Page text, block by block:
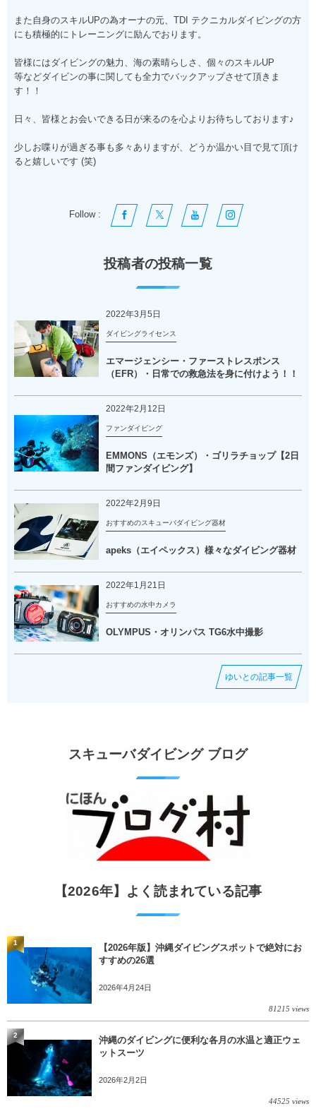
また自身のスキルUPの為オーナの元、TDI テクニカルダイビングの方
にも積極的にトレーニングに励んでおります。
皆様にはダイビングの魅力、海の素晴らしさ、個々のスキルUP
等などダイビンの事に関しても全力でバックアップさせて頂きま
す！！
日々、皆様とお会いできる日が来るのを心よりお待ちしております♪
少しお喋りが過ぎる事も多々ありますが、どうか温かい目で見て頂け
ると嬉しいです (笑)
Follow :
投稿者の投稿一覧
2022年3月5日
ダイビングライセンス
エマージェンシー・ファーストレスポンス
（EFR）・日常での救急法を身に付けよう！！
2022年2月12日
ファンダイビング
EMMONS（エモンズ）・ゴリラチョップ【2日
間ファンダイビング】
2022年2月9日
おすすめのスキューバダイビング器材
apeks（エイペックス）様々なダイビング器材
2022年1月21日
おすすめの水中カメラ
OLYMPUS・オリンパス TG6水中撮影
ゆいとの記事一覧
スキューバダイビング ブログ
【2026年】よく読まれている記事
【2026年版】沖縄ダイビングスポットで絶対にお
すすめの26選
2026年4月24日
81215 views
1
沖縄のダイビングに便利な各月の水温と適正ウェ
ットスーツ
2026年2月2日
44525 views
2